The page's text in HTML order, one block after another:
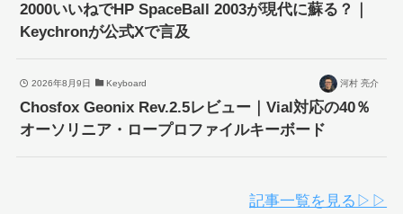
2000いいねでHP SpaceBall 2003が現代に蘇る？｜
Keychronが公式Xで言及
2026年8月9日 Keyboard 河村 亮介
Chosfox Geonix Rev.2.5レビュー｜Vial対応の40％
オーソリニア・ロープロファイルキーボード
記事一覧を見る▷▷